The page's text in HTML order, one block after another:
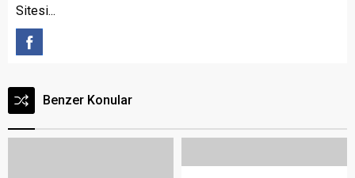
Sitesi...
Benzer Konular